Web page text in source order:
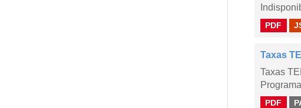
PDF
Taxas
Taxas
PDF